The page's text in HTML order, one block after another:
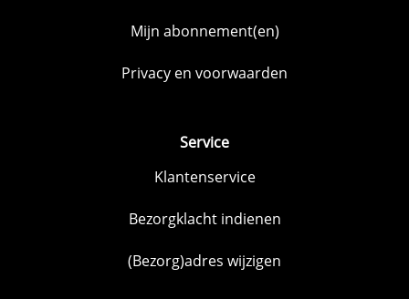
Mijn abonnement(en)
Privacy en voorwaarden
Service
Klantenservice
Bezorgklacht indienen
(Bezorg)adres wijzigen